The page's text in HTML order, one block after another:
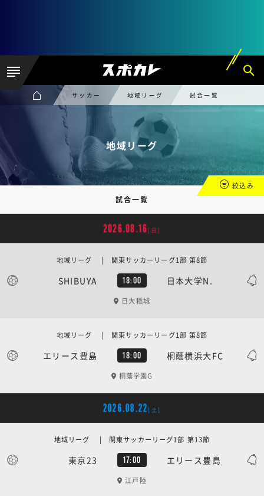
サッカー 地域リーグ 試合一覧
地域リーグ
試合一覧
絞込み
2026.08.16[日]
SHIBUYA 18:00 日本大学N.
地域リーグ | 関東サッカーリーグ1部 第8節
日大稲城
エリース豊島 18:00 桐蔭横浜大FC
地域リーグ | 関東サッカーリーグ1部 第8節
桐蔭学園G
2026.08.22 [土]
東京23 17:00 エリース豊島
地域リーグ | 関東サッカーリーグ1部 第13節
江戸陸